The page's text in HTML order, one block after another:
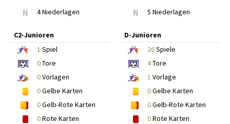
N 4 Niederlagen N 5 Niederlagen
C2-Junioren
1 Spiel
0Tore
0Vorlagen
0Gelbe Karten
0Gelb-Rote Karten
0Rote Karten
D-Junioren
26Spiele
4Tore
1 Vorlage
0Gelbe Karten
0Gelb-Rote Karten
0Rote Karten